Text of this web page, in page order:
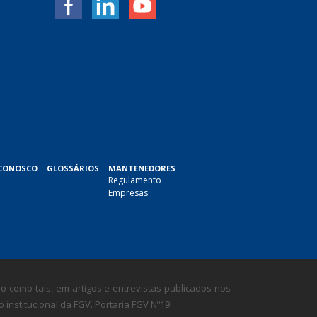
GLOSSÁRIOS MANTENEDORES
Regulamento
Empresas
como tais, em artigos e entrevistas publicados nos
da FGV. Portaria FGV Nº19